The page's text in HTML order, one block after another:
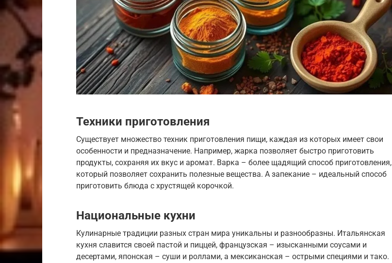
Техники приготовления
Существует множество техник приготовления пищи, каждая из которых имеет свои
особенности и предназначение. Например, жарка позволяет быстро приготовить
продукты, сохраняя их вкус и аромат. Варка – более щадящий способ приготовления,
который позволяет сохранить полезные вещества. А запекание – идеальный способ
приготовить блюда с хрустящей корочкой.
Национальные кухни
Кулинарные традиции разных стран мира уникальны и разнообразны. Итальянская
кухня славится своей пастой и пиццей, французская – изысканными соусами и
десертами, японская – суши и роллами, а мексиканская – острыми специями и тако.